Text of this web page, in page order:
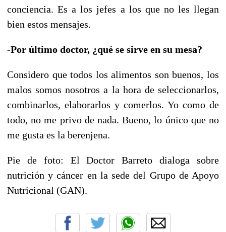
conciencia. Es a los jefes a los que no les llegan
bien estos mensajes.
-Por último doctor, ¿qué se sirve en su mesa?
Considero que todos los alimentos son buenos, los
malos somos nosotros a la hora de seleccionarlos,
combinarlos, elaborarlos y comerlos. Yo como de
todo, no me privo de nada. Bueno, lo único que no
me gusta es la berenjena.
Pie de foto: El Doctor Barreto dialoga sobre
nutrición y cáncer en la sede del Grupo de Apoyo
Nutricional (GAN).